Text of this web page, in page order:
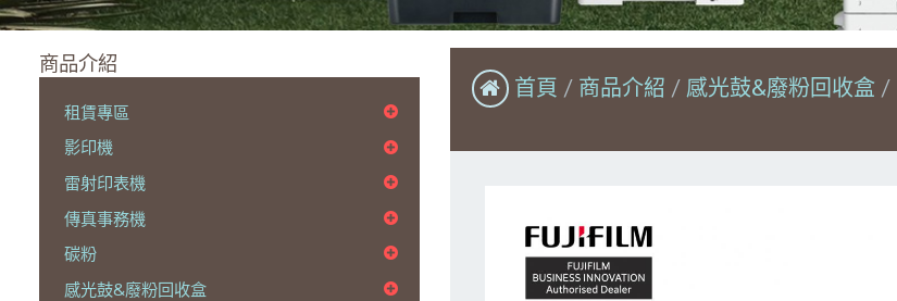
商品介紹
租賃專區
影印機
雷射印表機
傳真事務機
碳粉
感光鼓&廢粉回收盒
首頁 商品介紹 感光鼓&廢粉回收盒